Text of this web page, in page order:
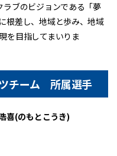
ブのビジョンである「夢
根差し、地域と歩み、地域
を目指してまいりま
チーム 所属選手
喜(のもとこうき)